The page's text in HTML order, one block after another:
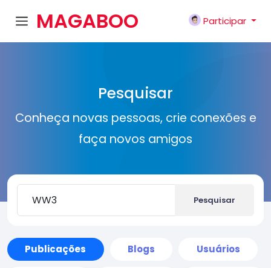
MAGABOO
Participar
Pesquisar
Conheça novas pessoas, crie conexões e
faça novos amigos
Pesquisar
Publicações Blogs Usuários